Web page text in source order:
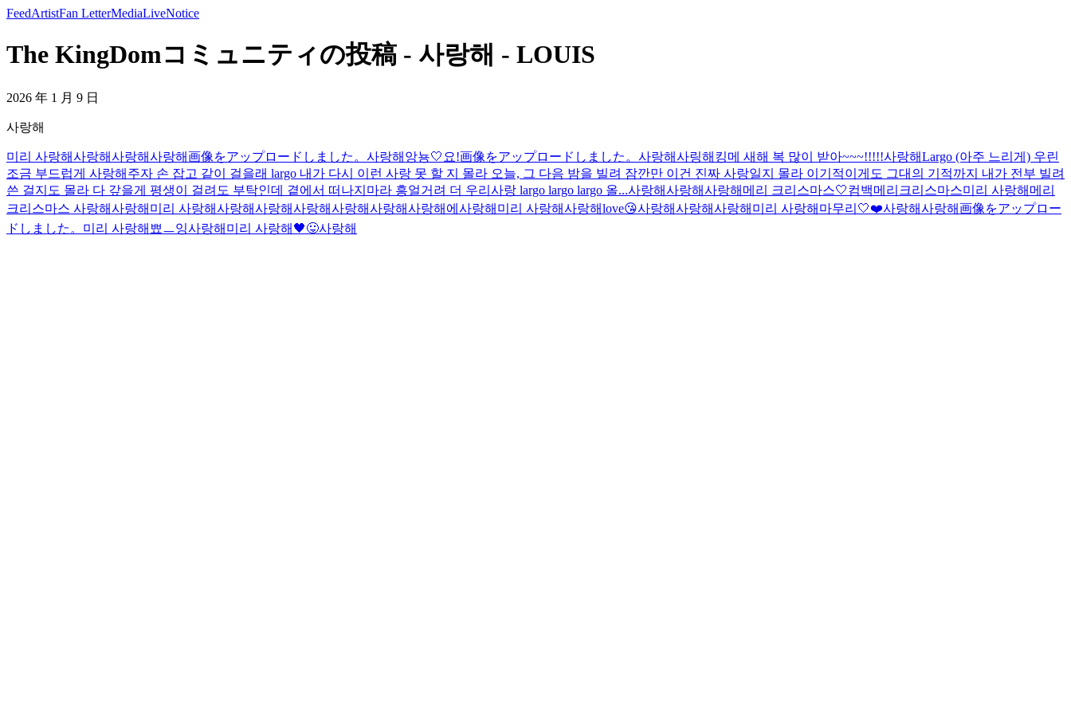
FeedArtistFan LetterMediaLiveNotice
The KingDomコミュニティの投稿 - 사랑해 - LOUIS
2026 年 1 月 9 日
사랑해
미리 사랑해사랑해사랑해사랑해画像をアップロードしました。 사랑해 앙뇽🤍 요!画像をアップロードしました。 사랑해사링해 킹메 새해 복 많이 받아~~~!!!!!사랑해Largo (아주 느리게) 우린
조금 부드럽게 사랑해주자 손 잡고 같이 걸을래 largo 내가 다시 이런 사랑 못 할 지 몰라 오늘, 그 다음 밤을 빌려 잠깐만 이건 진짜 사랑일지 몰라 이기적이게도 그대의 기적까지 내가 전부 빌려
쓴 걸지도 몰라 다 갚을게 평생이 걸려도 부탁인데 곁에서 떠나지마라 흥얼거려 더 우리사랑 largo largo largo 올...사랑해사랑해사랑해 메리 크리스마스🤍컴백메리크리스마스미리 사랑해 메리
크리스마스 사랑해사랑해 미리 사랑해사랑해사랑해사랑해사랑해사랑해사랑해에 사랑해 미리 사랑해사랑해love😘사랑해사랑해사랑해 미리 사랑해 마무리🤍❤️사랑해사랑해画像をアップロー
ドしました。 미리 사랑해 뾰ㅡ잉사랑해 미리 사랑해 🖤😛사랑해